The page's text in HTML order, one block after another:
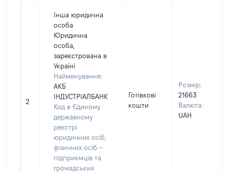
2
Інша юридична
особа
Юридична
особа,
зареєстрована в
Україні
Найменування:
АКБ
ІНДУСТРІАЛБАНК
Код в Єдиному
державному
реєстрі
юридичних осіб,
фізичних осіб –
підприємців та
громадських
Готівкові
кошти
Розмір:
21663
Валюта:
UAH